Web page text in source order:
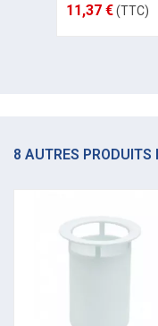
11,37 €(TTC)
8 AUTRES